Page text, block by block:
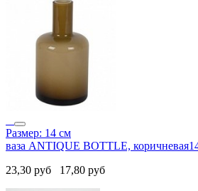
Размер: 14 см
ваза ANTIQUE BOTTLE,
23,30 руб 17,80 руб